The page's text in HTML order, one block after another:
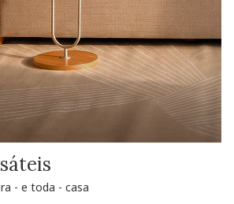
- e toda - casa